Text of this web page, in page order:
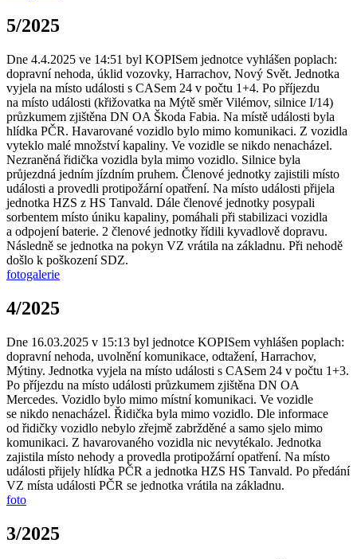
5/2025
Dne 4.4.2025 ve 14:51 byl KOPISem jednotce vyhlášen poplach:
dopravní nehoda, úklid vozovky, Harrachov, Nový Svět. Jednotka
vyjela na místo události s CASem 24 v počtu 1+4. Po příjezdu
na místo události (křižovatka na Mýtě směr Vilémov, silnice I/14)
průzkumem zjištěna DN OA Škoda Fabia. Na místě události byla
hlídka PČR. Havarované vozidlo bylo mimo komunikaci. Z vozidla
vyteklo malé množství kapaliny. Ve vozidle se nikdo nenacházel.
Nezraněná řidička vozidla byla mimo vozidlo. Silnice byla
průjezdná jedním jízdním pruhem. Členové jednotky zajistili místo
události a provedli protipožární opatření. Na místo události přijela
jednotka HZS z HS Tanvald. Dále členové jednotky posypali
sorbentem místo úniku kapaliny, pomáhali při stabilizaci vozidla
a odpojení baterie. 2 členové jednotky řídili kyvadlově dopravu.
Následně se jednotka na pokyn VZ vrátila na základnu. Při nehodě
došlo k poškození SDZ.
fotogalerie
4/2025
Dne 16.03.2025 v 15:13 byl jednotce KOPISem vyhlášen poplach:
dopravní nehoda, uvolnění komunikace, odtažení, Harrachov,
Mýtiny. Jednotka vyjela na místo události s CASem 24 v počtu 1+3.
Po příjezdu na místo události průzkumem zjištěna DN OA
Mercedes. Vozidlo bylo mimo místní komunikaci. Ve vozidle
se nikdo nenacházel. Řidička byla mimo vozidlo. Dle informace
od řidičky vozidlo nebylo zřejmě zabržděné a samo sjelo mimo
komunikaci. Z havarovaného vozidla nic nevytékalo. Jednotka
zajistila místo nehody a provedla protipožární opatření. Na místo
události přijely hlídka PČR a jednotka HZS HS Tanvald. Po předání
VZ místa události PČR se jednotka vrátila na základnu.
foto
3/2025